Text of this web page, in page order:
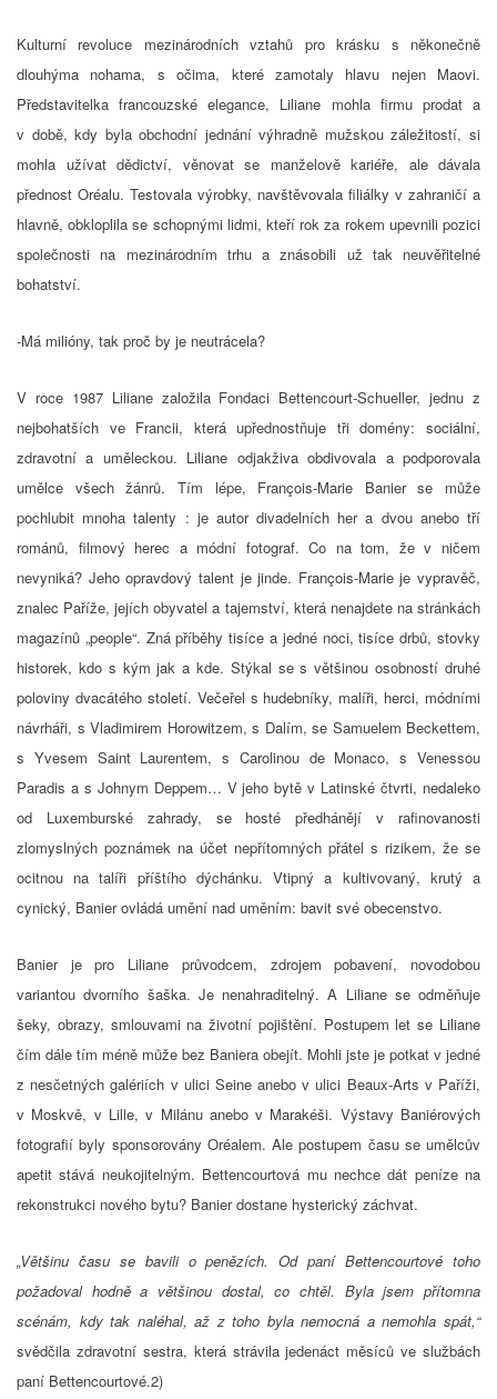
Kulturní revoluce mezinárodních vztahů pro krásku s někonečně
dlouhýma nohama, s očima, které zamotaly hlavu nejen Maovi.
Představitelka francouzské elegance, Liliane mohla firmu prodat a
v době, kdy byla obchodní jednání výhradně mužskou záležitostí, si
mohla užívat dědictví, věnovat se manželově kariéře, ale dávala
přednost Oréalu. Testovala výrobky, navštěvovala filiálky v zahraničí a
hlavně, obkloplila se schopnými lidmi, kteří rok za rokem upevnili pozici
společnosti na mezinárodním trhu a znásobili už tak neuvěřitelné
bohatství.
-Má milióny, tak proč by je neutrácela?
V roce 1987 Liliane založila Fondaci Bettencourt-Schueller, jednu z
nejbohatších ve Francii, která upřednostňuje tři domény: sociální,
zdravotní a uměleckou. Liliane odjakživa obdivovala a podporovala
umělce všech žánrů. Tím lépe, François-Marie Banier se může
pochlubit mnoha talenty : je autor divadelních her a dvou anebo tří
románů, filmový herec a módní fotograf. Co na tom, že v ničem
nevyniká? Jeho opravdový talent je jinde. François-Marie je vypravěč,
znalec Paříže, jejích obyvatel a tajemství, která nenajdete na stránkách
magazínů „people“. Zná příběhy tisíce a jedné noci, tisíce drbů, stovky
historek, kdo s kým jak a kde. Stýkal se s většinou osobností druhé
poloviny dvacátého století. Večeřel s hudebníky, malíři, herci, módními
návrháři, s Vladimirem Horowitzem, s Dalím, se Samuelem Beckettem,
s Yvesem Saint Laurentem, s Carolinou de Monaco, s Venessou
Paradis a s Johnym Deppem… V jeho bytě v Latinské čtvrti, nedaleko
od Luxemburské zahrady, se hosté předhánějí v rafinovanosti
zlomyslných poznámek na účet nepřítomných přátel s rizikem, že se
ocitnou na talíři příštího dýchánku. Vtipný a kultivovaný, krutý a
cynický, Banier ovládá umění nad uměním: bavit své obecenstvo.
Banier je pro Liliane průvodcem, zdrojem pobavení, novodobou
variantou dvorního šaška. Je nenahraditelný. A Liliane se odměňuje
šeky, obrazy, smlouvami na životní pojištění. Postupem let se Liliane
čím dále tím méně může bez Baniera obejít. Mohli jste je potkat v jedné
z nesčetných galériích v ulici Seine anebo v ulici Beaux-Arts v Paříži,
v Moskvě, v Lille, v Milánu anebo v Marakéši. Výstavy Baniérových
fotografií byly sponsorovány Oréalem. Ale postupem času se umělcův
apetit stává neukojitelným. Bettencourtová mu nechce dát peníze na
rekonstrukci nového bytu? Banier dostane hysterický záchvat.
„Většinu času se bavili o penězích. Od paní Bettencourtové toho
požadoval hodně a většinou dostal, co chtěl. Byla jsem přítomna
scénám, kdy tak naléhal, až z toho byla nemocná a nemohla spát,“
svědčila zdravotní sestra, která strávila jedenáct měsíců ve službách
paní Bettencourtové.2)